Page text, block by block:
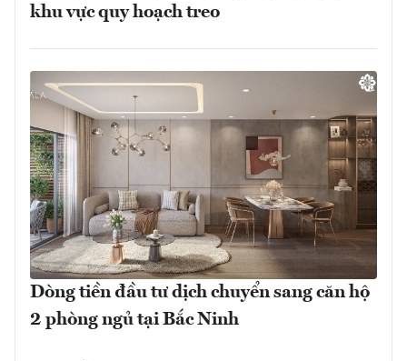
khu vực quy hoạch treo
Dòng tiền đầu tư dịch chuyển sang căn hộ
2 phòng ngủ tại Bắc Ninh